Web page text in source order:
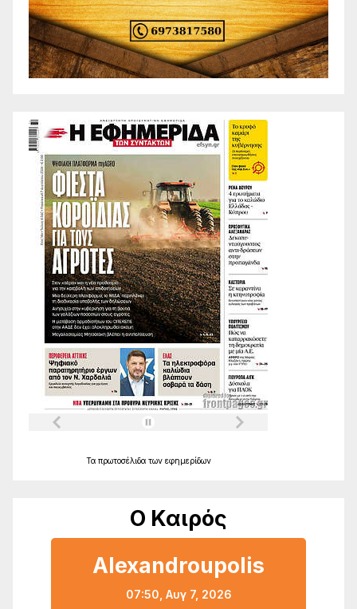
Τα πρωτοσέλιδα των εφημερίδων
Ο Καιρός
Alexandroupolis
07:50, Αυγ 7, 2026